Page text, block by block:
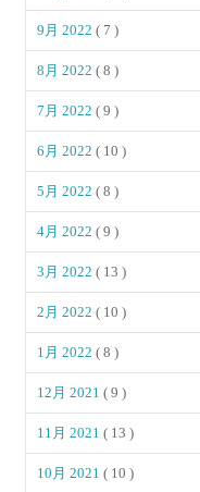
9月 2022( 7 )
8月 2022( 8 )
7月 2022( 9 )
6月 2022( 10 )
5月 2022( 8 )
4月 2022( 9 )
3月 2022( 13 )
2月 2022( 10 )
1月 2022( 8 )
12月 2021( 9 )
11月 2021( 13 )
10月 2021( 10 )